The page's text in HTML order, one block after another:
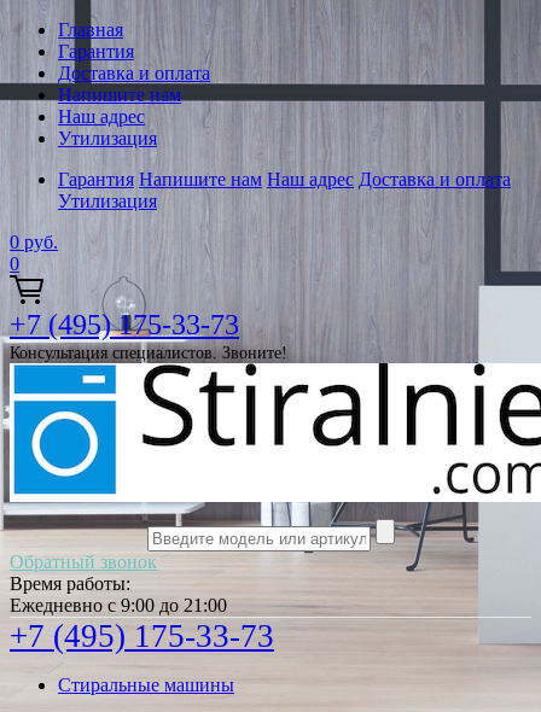
Главная
Гарантия
Доставка и оплата
Напишите нам
Наш адрес
Утилизация
Гарантия Напишите нам Наш адрес Доставка и оплата
Утилизация
0 руб.
0
+7 (495) 175-33-73
Консультация специалистов. Звоните!
Обратный звонок
Время работы:
Ежедневно с 9:00 до 21:00
+7 (495) 175-33-73
Стиральные машины